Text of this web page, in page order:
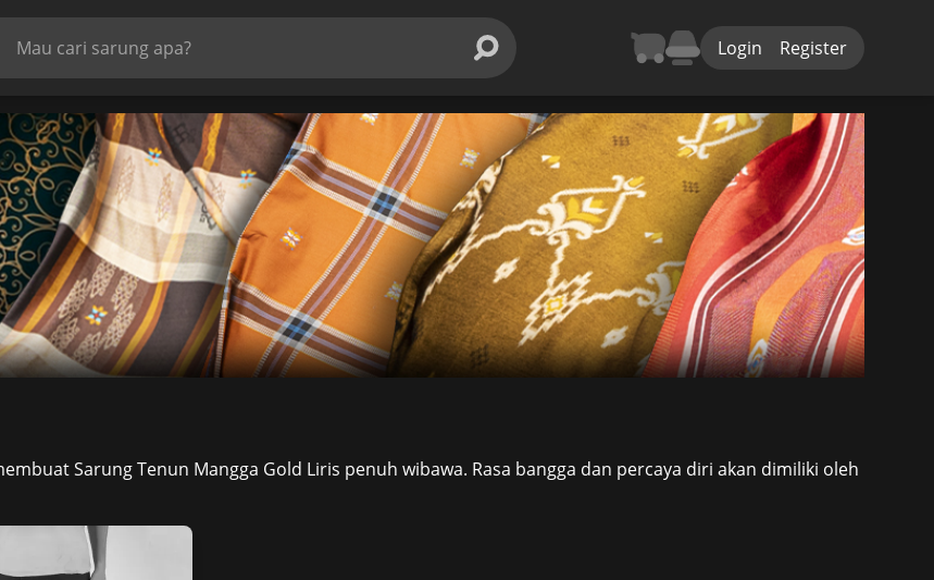
Login Register
Sarung Tenun Mangga Gold Liris penuh wibawa. Rasa bangga dan percaya diri akan dimiliki oleh